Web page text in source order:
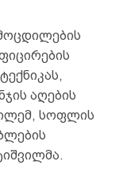
აღების
სოფლის